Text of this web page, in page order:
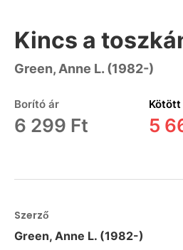
Kincs a
Green, Anne L. (1982-)
Borító ár
6 299 Ft
Kötött
5
Szerző
Green, Anne L. (1982-)